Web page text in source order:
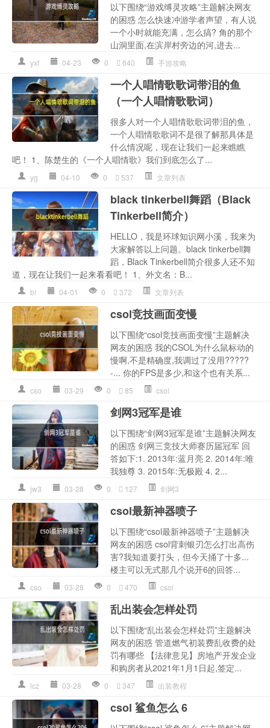
以下围绕“游戏缚灵攻略”主题解决网友
的困惑 怎么快速冲游学者声望，有人说
一个小时就能充满，怎么搞? 角的那个
山洞里面,在滨岸村旁边的河,进去...
yxf 04-23 0 640 手游攻略
一个人唱情歌歌词带泪的鱼
（一个人唱情歌歌词）
很多人对一个人唱情歌歌词带泪的鱼，
一个人唱情歌歌词不是很了解那具体是
什么情况呢，现在让我们一起来瞧瞧
吧！ 1、陈楚生的《一个人唱情歌》我们到底怎么了...
yg 04-10 0 537 文章列表
black tinkerbell舞蹈（Black
Tinkerbell简介）
HELLO，我是环球知识网小溪，我来为
大家解答以上问题。black tinkerbell舞
蹈，Black Tinkerbell简介很多人还不知
道，现在让我们一起来看看吧！ 1、外文名：B...
bl 04-01 0 372 文章列表
csol竞技画面变慢
以下围绕“csol竞技画面变慢”主题解决
网友的困惑 我的CSOL为什么鼠标动的
慢啊,不是精确度,我调过了没用?????
-... 你的FPS是多少,和这个也有关系...
cso 03-29 0 85 csol
剑网3冠军是谁
以下围绕“剑网3冠军是谁”主题解决网友
的困惑 剑网三竞技大师赛历届冠军 回
答如下:1. 2013年:蓝月亮 2. 2014年:唯
我独尊 3. 2015年:无极殿 4. 2...
jw3 03-28 0 127 剑网3
csol最新神器喷子
以下围绕“csol最新神器喷子”主题解决
网友的困惑 csol背刺银刃怎么打出高伤
害?我知道要打头，但今天捅了十多...
楼主可以无式那几个说开6的回答...
cso 03-28 0 470 csol
乱出装会怎样处罚
以下围绕“乱出装会怎样处罚”主题解决
网友的困惑 管道燃气初装费乱收费的处
罚有哪些 【法律意见】房地产开发企业
和购房者从2021年1月1日起,签定...
lcz 03-28 0 347 出装教程
csol 鲨鱼怎么 6